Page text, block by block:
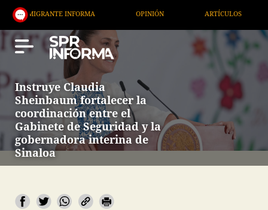
INFORMA OPINIÓN ARTÍCULOS ARTE /
Instruye Claudia
Sheinbaum fortalecer la
coordinación entre el
Gabinete de Seguridad y la
gobernadora interina de
Sinaloa